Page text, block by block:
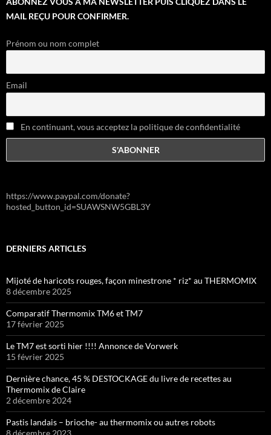
MAIL REÇU POUR CONFIRMER.
Prénom ou nom complet
Email
En continuant, vous acceptez la politique de confidentialité
https://www.paypal.com/donate?
hosted_button_id=SUAWSNW5GBL3Y
DERNIERS ARTICLES
Mijoté de haricots rouges, façon minestrone * riz* au THERMOMIX
8 décembre 2025
Comparatif Thermomix TM6 et TM7
17 février 2025
Le TM7 est sorti hier !!!! Annonce de Vorwerk
15 février 2025
Dernière chance, 45 % DESTOCKAGE du livre de recettes au
Thermomix de Claire
2 décembre 2024
Pastis landais – brioche- au thermomix ou autres robots